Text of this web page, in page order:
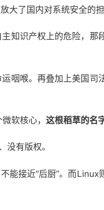
大了国内对系统安全的担
知识产权上的危险，那
咽喉。再叠加上美国司
软核心， 这根稻草的名
有版权。
能接近“后厨”。而Linux